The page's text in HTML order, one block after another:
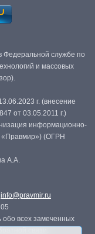
Федеральной службе по
и массовых
г. (внесение
от 03.05.2011 г.)
информационно-
(ОГРН
А.А.
info@pravmir.ru
обо всех замеченных